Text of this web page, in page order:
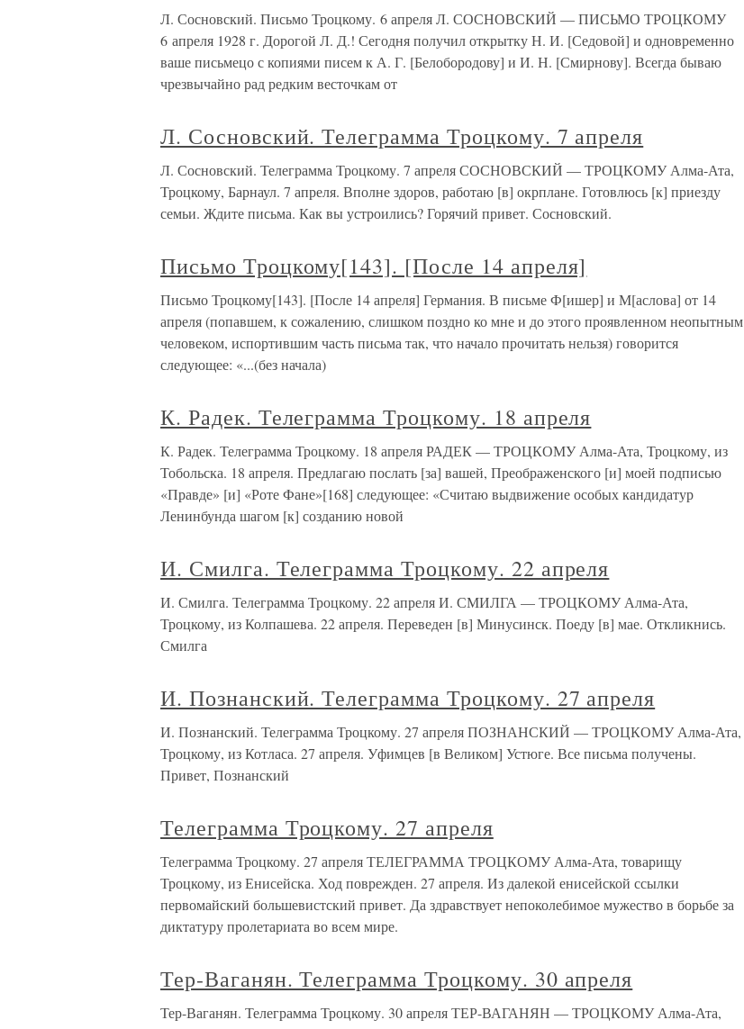
Л. Сосновский. Письмо Троцкому. 6 апреля Л. СОСНОВСКИЙ — ПИСЬМО ТРОЦКОМУ
6 апреля 1928 г. Дорогой Л. Д.! Сегодня получил открытку Н. И. [Седовой] и одновременно
ваше письмецо с копиями писем к А. Г. [Белобородову] и И. Н. [Смирнову]. Всегда бываю
чрезвычайно рад редким весточкам от
Л. Сосновский. Телеграмма Троцкому. 7 апреля
Л. Сосновский. Телеграмма Троцкому. 7 апреля СОСНОВСКИЙ — ТРОЦКОМУ Алма-Ата,
Троцкому, Барнаул. 7 апреля. Вполне здоров, работаю [в] окрплане. Готовлюсь [к] приезду
семьи. Ждите письма. Как вы устроились? Горячий привет. Сосновский.
Письмо Троцкому[143]. [После 14 апреля]
Письмо Троцкому[143]. [После 14 апреля] Германия. В письме Ф[ишер] и М[аслова] от 14
апреля (попавшем, к сожалению, слишком поздно ко мне и до этого проявленном неопытным
человеком, испортившим часть письма так, что начало прочитать нельзя) говорится
следующее: «...(без начала)
К. Радек. Телеграмма Троцкому. 18 апреля
К. Радек. Телеграмма Троцкому. 18 апреля РАДЕК — ТРОЦКОМУ Алма-Ата, Троцкому, из
Тобольска. 18 апреля. Предлагаю послать [за] вашей, Преображенского [и] моей подписью
«Правде» [и] «Роте Фане»[168] следующее: «Считаю выдвижение особых кандидатур
Ленинбунда шагом [к] созданию новой
И. Смилга. Телеграмма Троцкому. 22 апреля
И. Смилга. Телеграмма Троцкому. 22 апреля И. СМИЛГА — ТРОЦКОМУ Алма-Ата,
Троцкому, из Колпашева. 22 апреля. Переведен [в] Минусинск. Поеду [в] мае. Откликнись.
Смилга
И. Познанский. Телеграмма Троцкому. 27 апреля
И. Познанский. Телеграмма Троцкому. 27 апреля ПОЗНАНСКИЙ — ТРОЦКОМУ Алма-Ата,
Троцкому, из Котласа. 27 апреля. Уфимцев [в Великом] Устюге. Все письма получены.
Привет, Познанский
Телеграмма Троцкому. 27 апреля
Телеграмма Троцкому. 27 апреля ТЕЛЕГРАММА ТРОЦКОМУ Алма-Ата, товарищу
Троцкому, из Енисейска. Ход поврежден. 27 апреля. Из далекой енисейской ссылки
первомайский большевистский привет. Да здравствует непоколебимое мужество в борьбе за
диктатуру пролетариата во всем мире.
Тер-Ваганян. Телеграмма Троцкому. 30 апреля
Тер-Ваганян. Телеграмма Троцкому. 30 апреля ТЕР-ВАГАНЯН — ТРОЦКОМУ Алма-Ата,